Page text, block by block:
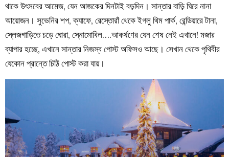
থাকে উৎসবের আমেজ, যেন আজকের দিনটাই বড়দিন। সান্তার বাড়ি ঘিরে নানা
আয়োজন। সুভেনির শপ, ক্যাফে, রেস্তোরাঁ থেকে ইগলু থিম পার্ক, রেন্ডিয়ারে টানা,
স্লেজগাড়িতে চড়ে ঘোরা, স্নোমোবিল….আকর্ষণের যেন শেষ নেই এখানে! মজার
ব্যাপার হচ্ছে, এখানে সান্তার নিজস্ব পোস্ট অফিসও আছে। সেখান থেকে পৃথিবীর
যেকোন প্রান্তে চিঠি পোস্ট করা যায়।